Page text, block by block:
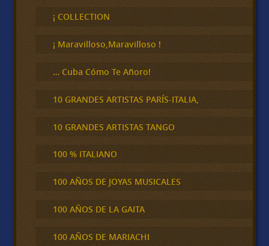
c
a
¡ COLLECTION
¡ Maravilloso,Maravilloso !
… Cuba Cómo Te Añoro!
10 GRANDES ARTISTAS PARÍS-ITALIA,
10 GRANDES ARTISTAS TANGO
100 % ITALIANO
100 AÑOS DE JOYAS MUSICALES
100 AÑOS DE LA GAITA
100 AÑOS DE MARIACHI